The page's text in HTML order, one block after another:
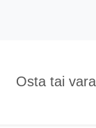
Osta tai